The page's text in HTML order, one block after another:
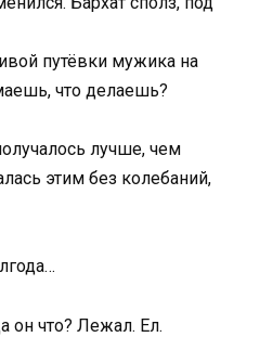
путёвки мужика на
что делаешь?
лучше, чем
этим без колебаний,
он что? Лежал. Ел.